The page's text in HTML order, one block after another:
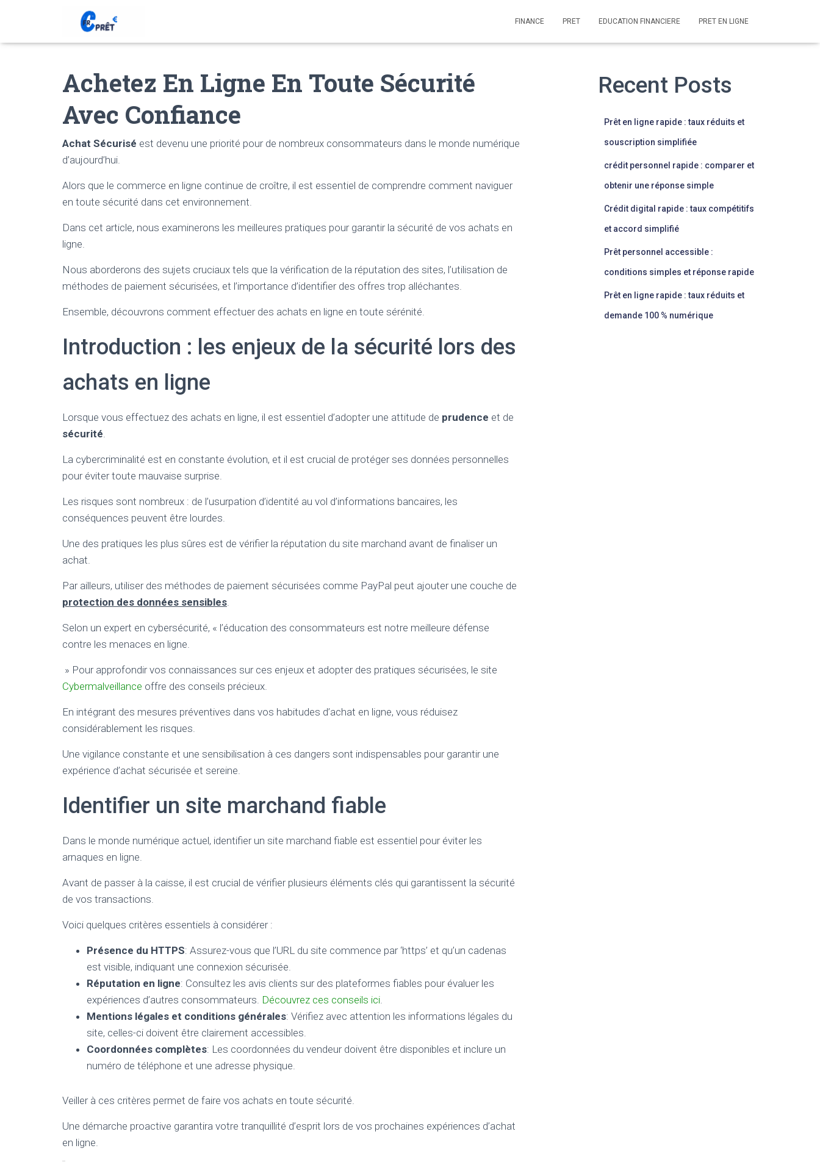
FINANCE PRET EDUCATION FINANCIERE PRET EN LIGNE
Achetez En Ligne En Toute Sécurité
Avec Confiance
Achat Sécurisé est devenu une priorité pour de nombreux consommateurs dans le monde numérique
d’aujourd’hui.
Alors que le commerce en ligne continue de croître, il est essentiel de comprendre comment naviguer
en toute sécurité dans cet environnement.
Dans cet article, nous examinerons les meilleures pratiques pour garantir la sécurité de vos achats en
ligne.
Nous aborderons des sujets cruciaux tels que la vérification de la réputation des sites, l’utilisation de
méthodes de paiement sécurisées, et l’importance d’identifier des offres trop alléchantes.
Ensemble, découvrons comment effectuer des achats en ligne en toute sérénité.
Introduction : les enjeux de la sécurité lors des
achats en ligne
Lorsque vous effectuez des achats en ligne, il est essentiel d’adopter une attitude de prudence et de
sécurité.
La cybercriminalité est en constante évolution, et il est crucial de protéger ses données personnelles
pour éviter toute mauvaise surprise.
Les risques sont nombreux : de l’usurpation d’identité au vol d’informations bancaires, les
conséquences peuvent être lourdes.
Une des pratiques les plus sûres est de vérifier la réputation du site marchand avant de finaliser un
achat.
Par ailleurs, utiliser des méthodes de paiement sécurisées comme PayPal peut ajouter une couche de
protection des données sensibles.
Selon un expert en cybersécurité, « l’éducation des consommateurs est notre meilleure défense
contre les menaces en ligne.
» Pour approfondir vos connaissances sur ces enjeux et adopter des pratiques sécurisées, le site
Cybermalveillance offre des conseils précieux.
En intégrant des mesures préventives dans vos habitudes d’achat en ligne, vous réduisez
considérablement les risques.
Une vigilance constante et une sensibilisation à ces dangers sont indispensables pour garantir une
expérience d’achat sécurisée et sereine.
Identifier un site marchand fiable
Dans le monde numérique actuel, identifier un site marchand fiable est essentiel pour éviter les
arnaques en ligne.
Avant de passer à la caisse, il est crucial de vérifier plusieurs éléments clés qui garantissent la sécurité
de vos transactions.
Voici quelques critères essentiels à considérer :
Présence du HTTPS: Assurez-vous que l’URL du site commence par ‘https’ et qu’un cadenas
est visible, indiquant une connexion sécurisée.
Réputation en ligne: Consultez les avis clients sur des plateformes fiables pour évaluer les
expériences d’autres consommateurs. Découvrez ces conseils ici.
Mentions légales et conditions générales: Vérifiez avec attention les informations légales du
site, celles-ci doivent être clairement accessibles.
Coordonnées complètes: Les coordonnées du vendeur doivent être disponibles et inclure un
numéro de téléphone et une adresse physique.
Veiller à ces critères permet de faire vos achats en toute sécurité.
Une démarche proactive garantira votre tranquillité d’esprit lors de vos prochaines expériences d’achat
en ligne.
Recent Posts
Prêt en ligne rapide : taux réduits et
souscription simplifiée
crédit personnel rapide : comparer et
obtenir une réponse simple
Crédit digital rapide : taux compétitifs
et accord simplifié
Prêt personnel accessible :
conditions simples et réponse rapide
Prêt en ligne rapide : taux réduits et
demande 100 % numérique